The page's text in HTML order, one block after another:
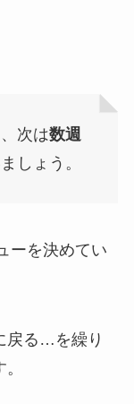
次は数週
しょう。
ーを決めてい
戻る…を繰り